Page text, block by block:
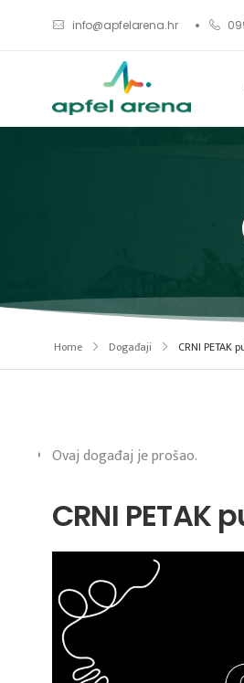
info@apfelarena.hr
Home Događaji CRNI PETAK
Ovaj događaj je prošao.
CRNI PETAK